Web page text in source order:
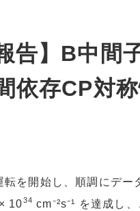
告】B中間
依存CP対
を開始し、順調にデー
1034 cm⁻²s⁻¹ を達成し